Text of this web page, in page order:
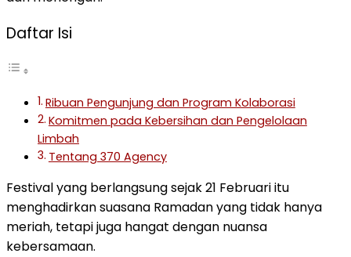
Daftar Isi
Ribuan Pengunjung dan Program Kolaborasi
Komitmen pada Kebersihan dan Pengelolaan
Limbah
Tentang 370 Agency
Festivalyang berlangsungsejak21 Februariitu
menghadirkansuasana Ramadanyang tidak hanya
meriah, tetapijuga hangat dengan nuansa
kebersamaan.